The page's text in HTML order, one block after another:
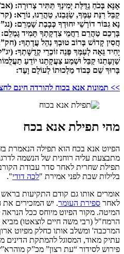
אָנָּא בְּכֹחַ גְדֻּלַּת יְמִינְךָ תַּתִּיר צְרוּרָה:
קַבֵּל רִנַּת עַמְּךָ, שַׂגְּבֵנוּ, טַהֲרֵנוּ, נוֹרָא:
נָא גִבּוֹר דוֹרְשֵׁי יִחוּדְךָ כְּבָבַת שָׁמְרֵם:
בָּרְכֵם טַהֲרֵם רַחֲמֵי צִדְקָתְךָ תָּמִיד
חֲסִין קָדוֹשׁ בְּרוֹב טוּבְךָ נַהֵל עֲדָתְךָ:
יָחִיד גֵּאָה לְעַמְּךְ פְּנֵה זוֹכְרֵי קְדֻשָּׁתְךָ:
שַׁוְעָתֵנוּ קַבֵּל וּשְׁמַע צַעֲקָתֵנוּ יוֹדֵעַ
בָּרוּךְ שֵׁם כְּבוֹד מַלְכוּתוֹ לְעוֹלָם וָעֶד:
>> תמונות אנא בכוח להורדה חינם
מהי תפילת אנא בכח
הפיוט אנא בכח הוא תפילה הנאמרת
מתבצעת עליה רוחנית של הנשמה
תפילת שחרית לאחר סדר עבודת
בלילות שבת לפני אמירת "לכה דודי".
אומרים אותו גם קודם התקיעות
לאחר ספירת העומר. יש המזכירים
המיטה. מקור הפיוט מיוחס ככל הנראה
הרמח"ל (רבי משה חיים לוצאטו)
המרכבה' ומשלב אותו כחלק מפיוט
עתיק מאוד, המסוגל להמתקת
פירוש לסידור “עת רצון” מכ”ק